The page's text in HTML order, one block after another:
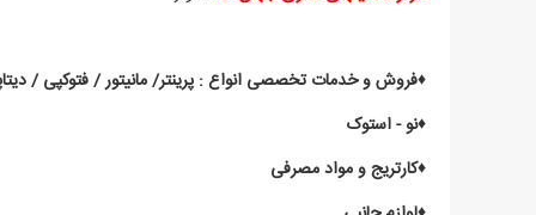
♦️فروش و خدمات تخصصی انواع : پرینتر/ مانیتور / فتوکپی /
♦️نو - استوک
♦️کارتریج و مواد مصرفی